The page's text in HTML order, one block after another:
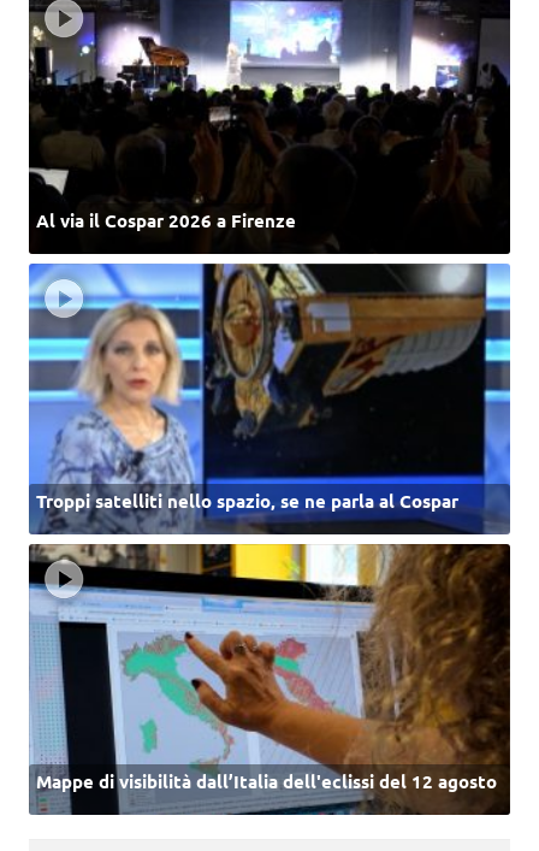
Al via il Cospar 2026 a Firenze
Troppi satelliti nello spazio, se ne parla al Cospar
Mappe di visibilità dall’Italia dell'eclissi del 12 agosto